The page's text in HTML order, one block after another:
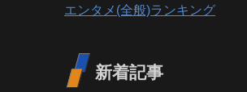
エンタメ(全般)ランキング
新着記事